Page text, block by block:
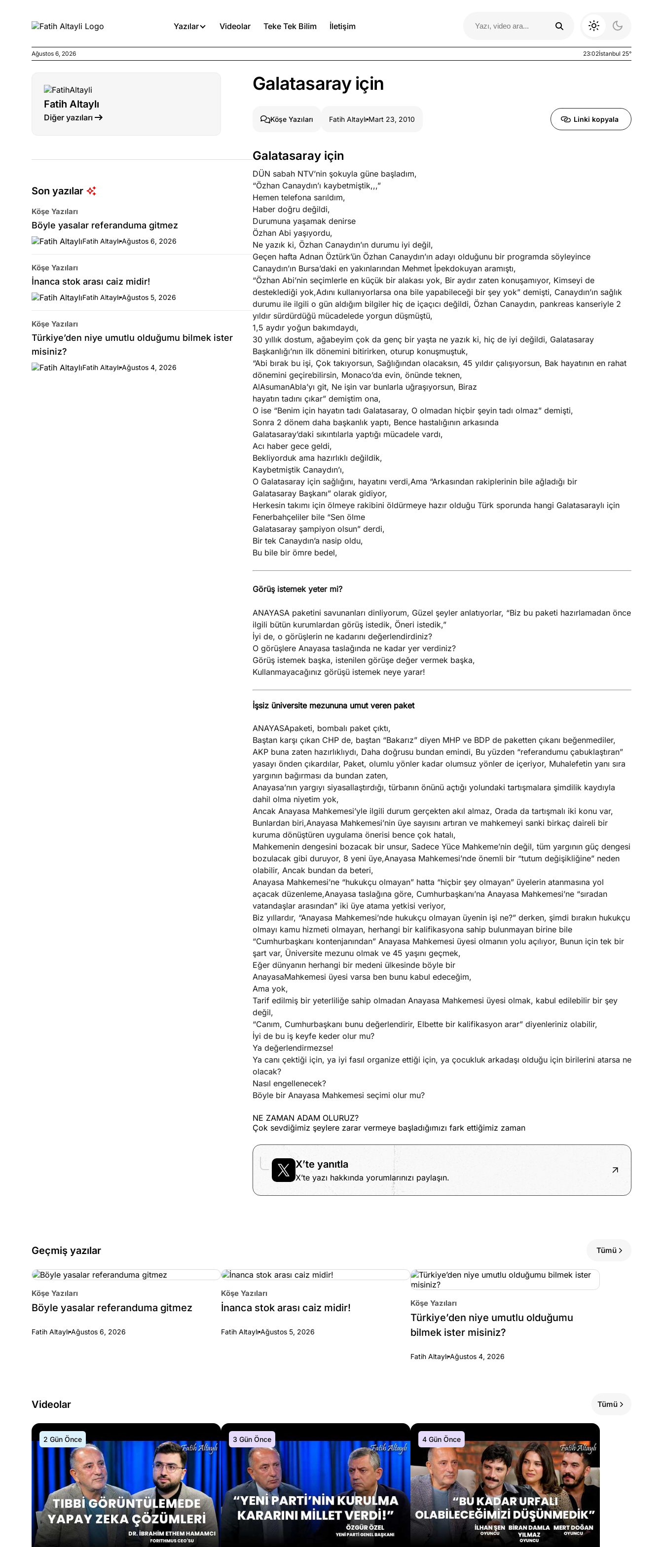
Yazılar Videolar Teke Tek Bilim İletişim
Ağustos 4, 2026
Türkiye’den niye umutlu olduğumu bilmek
Köşe Yazıları Spor Yazıları
Ağustos 6, 2026 23:02İstanbul 25°
Fatih Altaylı
Diğer yazıları
Son yazılar
Köşe Yazıları
Böyle yasalar referanduma gitmez
Fatih Altaylı Ağustos 6, 2026
Köşe Yazıları
İnanca stok arası caiz midir!
Fatih Altaylı Ağustos 5, 2026
Köşe Yazıları
Türkiye’den niye umutlu olduğumu bilmek ister
misiniz?
Fatih Altaylı Ağustos 4, 2026
Galatasaray için
Köşe Yazıları Fatih Altaylı Mart 23, 2010 Linki kopyala
Galatasaray için
DÜN sabah NTV’nin şokuyla güne başladım,
“Özhan Canaydın’ı kaybetmiştik,,,”
Hemen telefona sarıldım,
Haber doğru değildi,
Durumuna yaşamak denirse
Özhan Abi yaşıyordu,
Ne yazık ki, Özhan Canaydın’ın durumu iyi değil,
Geçen hafta Adnan Öztürk’ün Özhan Canaydın’ın adayı olduğunu bir programda söyleyince
Canaydın’ın Bursa’daki en yakınlarından Mehmet İpekdokuyan aramıştı,
“Özhan Abi’nin seçimlerle en küçük bir alakası yok, Bir aydır zaten konuşamıyor, Kimseyi de
desteklediği yok,Adını kullanıyorlarsa ona bile yapabileceği bir şey yok” demişti, Canaydın’ın sağlık
durumu ile ilgili o gün aldığım bilgiler hiç de içaçıcı değildi, Özhan Canaydın, pankreas kanseriyle 2
yıldır sürdürdüğü mücadelede yorgun düşmüştü,
1,5 aydır yoğun bakımdaydı,
30 yıllık dostum, ağabeyim çok da genç bir yaşta ne yazık ki, hiç de iyi değildi, Galatasaray
Başkanlığı’nın ilk dönemini bitirirken, oturup konuşmuştuk,
“Abi bırak bu işi, Çok takıyorsun, Sağlığından olacaksın, 45 yıldır çalışıyorsun, Bak hayatının en rahat
dönemini geçirebilirsin, Monaco’da evin, önünde teknen,
AlAsumanAbla’yı git, Ne işin var bunlarla uğraşıyorsun, Biraz
hayatın tadını çıkar” demiştim ona,
O ise “Benim için hayatın tadı Galatasaray, O olmadan hiçbir şeyin tadı olmaz” demişti,
Sonra 2 dönem daha başkanlık yaptı, Bence hastalığının arkasında
Galatasaray’daki sıkıntılarla yaptığı mücadele vardı,
Acı haber gece geldi,
Bekliyorduk ama hazırlıklı değildik,
Kaybetmiştik Canaydın’ı,
O Galatasaray için sağlığını, hayatını verdi,Ama “Arkasından rakiplerinin bile ağladığı bir
Galatasaray Başkanı” olarak gidiyor,
Herkesin takımı için ölmeye rakibini öldürmeye hazır olduğu Türk sporunda hangi Galatasaraylı için
Fenerbahçeliler bile “Sen ölme
Galatasaray şampiyon olsun” derdi,
Bir tek Canaydın’a nasip oldu,
Bu bile bir ömre bedel,
Görüş istemek yeter mi?
ANAYASA paketini savunanları dinliyorum, Güzel şeyler anlatıyorlar, “Biz bu paketi hazırlamadan önce
ilgili bütün kurumlardan görüş istedik, Öneri istedik,”
İyi de, o görüşlerin ne kadarını değerlendirdiniz?
O görüşlere Anayasa taslağında ne kadar yer verdiniz?
Görüş istemek başka, istenilen görüşe değer vermek başka,
Kullanmayacağınız görüşü istemek neye yarar!
İşsiz üniversite mezununa umut veren paket
ANAYASApaketi, bombalı paket çıktı,
Baştan karşı çıkan CHP de, baştan “Bakarız” diyen MHP ve BDP de paketten çıkanı beğenmediler,
AKP buna zaten hazırlıklıydı, Daha doğrusu bundan emindi, Bu yüzden “referandumu çabuklaştıran”
yasayı önden çıkardılar, Paket, olumlu yönler kadar olumsuz yönler de içeriyor, Muhalefetin yanı sıra
yargının bağırması da bundan zaten,
Anayasa’nın yargıyı siyasallaştırdığı, türbanın önünü açtığı yolundaki tartışmalara şimdilik kaydıyla
dahil olma niyetim yok,
Ancak Anayasa Mahkemesi’yle ilgili durum gerçekten akıl almaz, Orada da tartışmalı iki konu var,
Bunlardan biri,Anayasa Mahkemesi’nin üye sayısını artıran ve mahkemeyi sanki birkaç daireli bir
kuruma dönüştüren uygulama önerisi bence çok hatalı,
Mahkemenin dengesini bozacak bir unsur, Sadece Yüce Mahkeme’nin değil, tüm yargının güç dengesi
bozulacak gibi duruyor, 8 yeni üye,Anayasa Mahkemesi’nde önemli bir “tutum değişikliğine” neden
olabilir, Ancak bundan da beteri,
Anayasa Mahkemesi’ne “hukukçu olmayan” hatta “hiçbir şey olmayan” üyelerin atanmasına yol
açacak düzenleme,Anayasa taslağına göre, Cumhurbaşkanı’na Anayasa Mahkemesi’ne “sıradan
vatandaşlar arasından” iki üye atama yetkisi veriyor,
Biz yıllardır, “Anayasa Mahkemesi’nde hukukçu olmayan üyenin işi ne?” derken, şimdi bırakın hukukçu
olmayı kamu hizmeti olmayan, herhangi bir kalifikasyona sahip bulunmayan birine bile
“Cumhurbaşkanı kontenjanından” Anayasa Mahkemesi üyesi olmanın yolu açılıyor, Bunun için tek bir
şart var, Üniversite mezunu olmak ve 45 yaşını geçmek,
Eğer dünyanın herhangi bir medeni ülkesinde böyle bir
AnayasaMahkemesi üyesi varsa ben bunu kabul edeceğim,
Ama yok,
Tarif edilmiş bir yeterliliğe sahip olmadan Anayasa Mahkemesi üyesi olmak, kabul edilebilir bir şey
değil,
“Canım, Cumhurbaşkanı bunu değerlendirir, Elbette bir kalifikasyon arar” diyenleriniz olabilir,
İyi de bu iş keyfe keder olur mu?
Ya değerlendirmezse!
Ya canı çektiği için, ya iyi fasıl organize ettiği için, ya çocukluk arkadaşı olduğu için birilerini atarsa ne
olacak?
Nasıl engellenecek?
Böyle bir Anayasa Mahkemesi seçimi olur mu?
NE ZAMAN ADAM OLURUZ?
Çok sevdiğimiz şeylere zarar vermeye başladığımızı fark ettiğimiz zaman
X’te yanıtla
X’te yazı hakkında yorumlarınızı paylaşın.
Geçmiş yazılar Tümü
Köşe Yazıları
Böyle yasalar referanduma gitmez
Fatih Altaylı Ağustos 6, 2026
Köşe Yazıları
İnanca stok arası caiz midir!
Fatih Altaylı Ağustos 5, 2026
Köşe Yazıları
Türkiye’den niye umutlu olduğumu
bilmek ister misiniz?
Fatih Altaylı Ağustos 4, 2026
Videolar Tümü
2 Gün Önce 3 Gün Önce 4 Gün Önce